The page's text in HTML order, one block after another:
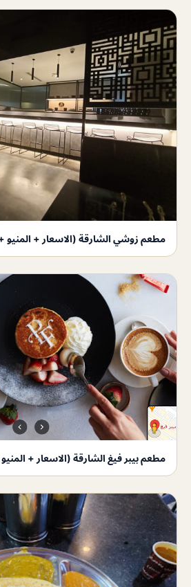
مطعم زوشي الشارقة (الاسعار + المنيو
مطعم بيبر فيغ الشارقة (الاسعار +